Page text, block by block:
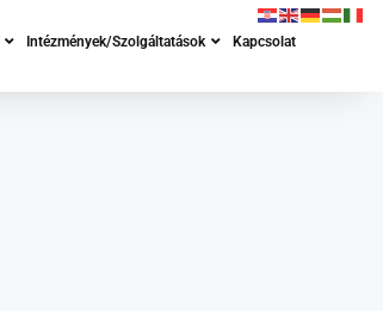
Intézmények/Szolgáltatások Kapcsolat